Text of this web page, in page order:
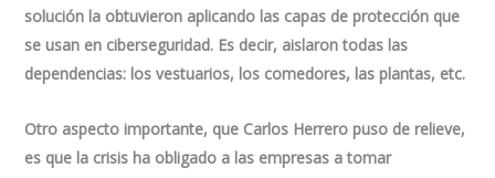
solución la obtuvieron aplicando las capas de protección que
se usan en ciberseguridad. Es decir, aislaron todas las
dependencias: los vestuarios, los comedores, las plantas, etc.
Otro aspecto importante, que Carlos Herrero puso de relieve,
es que la crisis ha obligado a las empresas a tomar